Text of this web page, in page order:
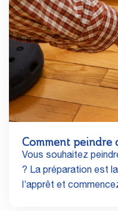
Comment peindre
Vous souhaitez
? La préparation est
l’apprêt et